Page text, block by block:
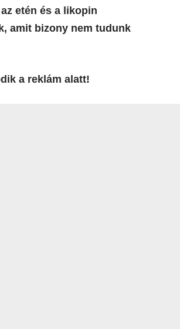
etén és a likopin
amit bizony nem tudunk
a reklám alatt!